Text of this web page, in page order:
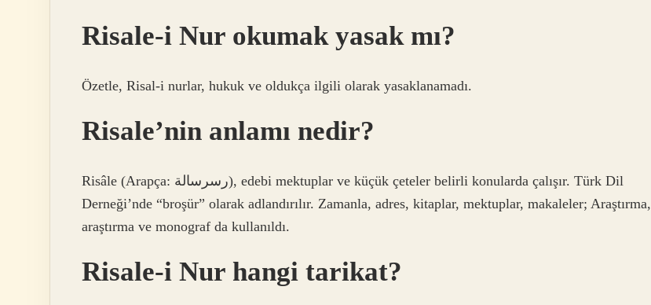
Risale-i Nur okumak yasak mı?
Özetle, Risal-i nurlar, hukuk ve oldukça ilgili olarak yasaklanamadı.
Risale’nin anlamı nedir?
Risâle (Arapça: رسرسالة), edebi mektuplar ve küçük çeteler belirli konularda çalışır. Türk Dil
Derneği’nde “broşür” olarak adlandırılır. Zamanla, adres, kitaplar, mektuplar, makaleler; Araştırma,
araştırma ve monograf da kullanıldı.
Risale-i Nur hangi tarikat?